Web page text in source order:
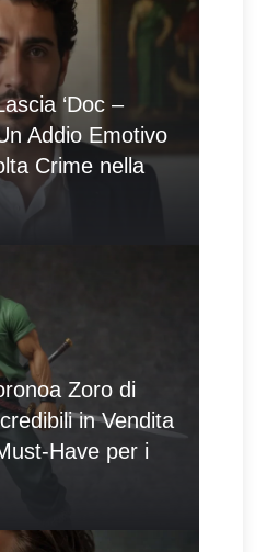
‘Doc –
Addio Emotivo
Crime nella
Zoro di
in Vendita
Have per i